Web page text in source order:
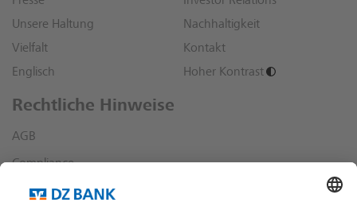
Unsere Haltung
Nachhaltigkeit
Vielfalt
Kontakt
Englisch
Hoher Kontrast
Rechtliche Hinweise
AGB
Compliance
Datenschutz